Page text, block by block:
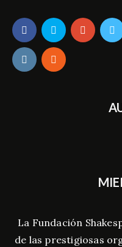
La Fundación
de las prestigiosas